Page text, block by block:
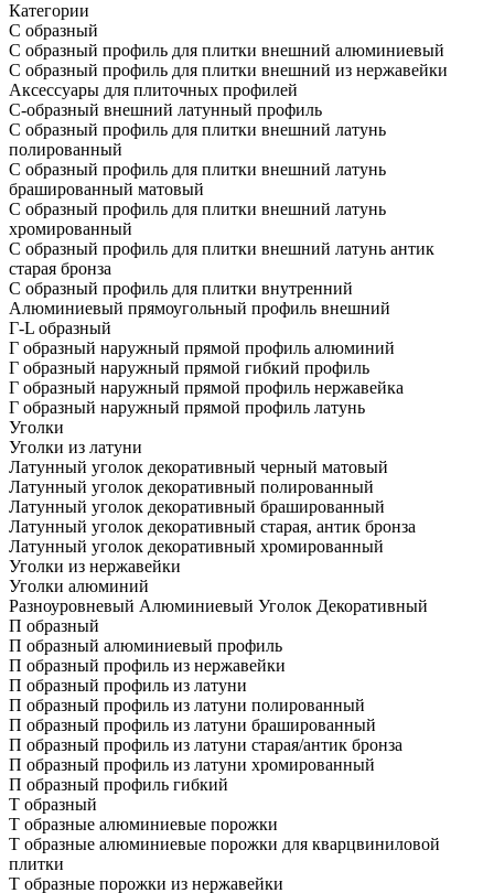
Категории
С образный
С образный профиль для плитки внешний алюминиевый
С образный профиль для плитки внешний из нержавейки
Аксессуары для плиточных профилей
С-образный внешний латунный профиль
С образный профиль для плитки внешний латунь
полированный
С образный профиль для плитки внешний латунь
брашированный матовый
С образный профиль для плитки внешний латунь
хромированный
С образный профиль для плитки внешний латунь антик
старая бронза
С образный профиль для плитки внутренний
Алюминиевый прямоугольный профиль внешний
Г-L образный
Г образный наружный прямой профиль алюминий
Г образный наружный прямой гибкий профиль
Г образный наружный прямой профиль нержавейка
Г образный наружный прямой профиль латунь
Уголки
Уголки из латуни
Латунный уголок декоративный черный матовый
Латунный уголок декоративный полированный
Латунный уголок декоративный брашированный
Латунный уголок декоративный старая, антик бронза
Латунный уголок декоративный хромированный
Уголки из нержавейки
Уголки алюминий
Разноуровневый Алюминиевый Уголок Декоративный
П образный
П образный алюминиевый профиль
П образный профиль из нержавейки
П образный профиль из латуни
П образный профиль из латуни полированный
П образный профиль из латуни брашированный
П образный профиль из латуни старая/антик бронза
П образный профиль из латуни хромированный
П образный профиль гибкий
Т образный
Т образные алюминиевые порожки
Т образные алюминиевые порожки для кварцвиниловой
плитки
Т образные порожки из нержавейки